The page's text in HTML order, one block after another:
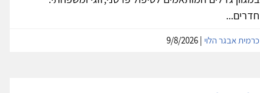
חדרים...
כרמית אבגר הלוי | 9/8/2026